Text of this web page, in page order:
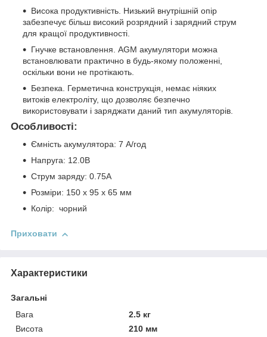
Висока продуктивність. Низький внутрішній опір
забезпечує більш високий розрядний і зарядний струм
для кращої продуктивності.
Гнучке встановлення. AGM акумулятори можна
встановлювати практично в будь-якому положенні,
оскільки вони не протікають.
Безпека. Герметична конструкція, немає ніяких
витоків електроліту, що дозволяє безпечно
використовувати і заряджати даний тип акумуляторів.
Особливості:
Ємність акумулятора: 7 А/год
Напруга: 12.0В
Струм заряду: 0.75А
Розміри: 150 x 95 x 65 мм
Колір: чорний
Приховати
Характеристики
Загальні
Вага
2.5 кг
Висота
210 мм